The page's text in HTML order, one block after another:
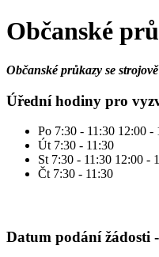
Občanské
Občanské průkazy se
Úřední hodiny pro
Po 7:30 - 11:30 12:00 -
Út 7:30 - 11:30
St 7:30 - 11:30 12:00 -
Čt 7:30 - 11:30
Datum podání žádosti